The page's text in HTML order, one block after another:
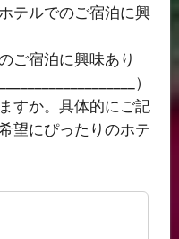
テルでのご宿泊に興
ご宿泊に興味あり
）
すか。具体的にご記
望にぴったりのホテ